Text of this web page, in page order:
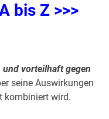
bis Z >>>
vorteilhaft gegen
seine Auswirkungen
kombiniert wird.